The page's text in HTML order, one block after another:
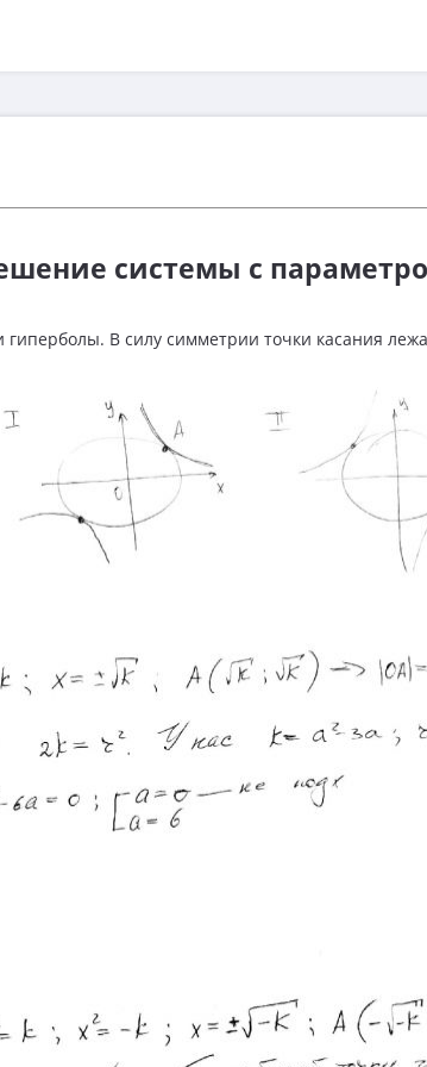
системы с
В силу симметрии точки касания